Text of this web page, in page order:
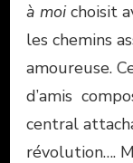
à moichoisit
les chemins
amoureuse.
d’amis
central
révolution….